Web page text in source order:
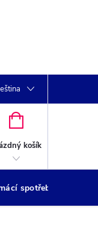
NÁKUPNÍ
košík
spotřebiče